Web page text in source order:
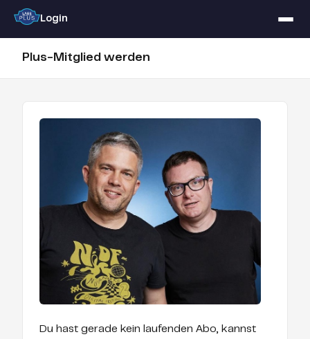
Login
Plus-Mitglied werden
Du hast gerade kein laufenden Abo, kannst